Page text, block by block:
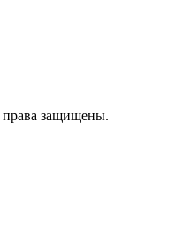
защищены.